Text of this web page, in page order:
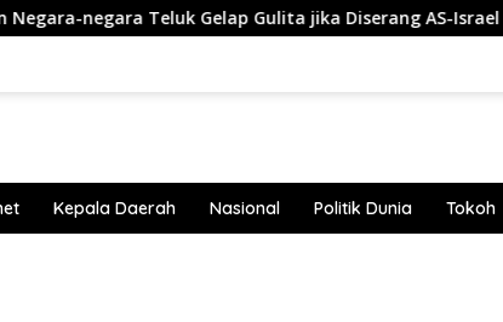
Teluk Gelap Gulita jika Diserang AS-Israel
Kepala Daerah Nasional Politik Dunia Tokoh